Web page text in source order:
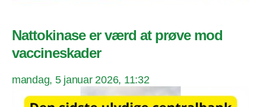
Nattokinase er værd at prøve mod
vaccineskader
mandag, 5 januar 2026, 11:32